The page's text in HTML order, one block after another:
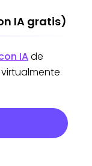
IA gratis)
IAde